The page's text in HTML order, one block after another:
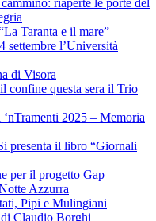
Taranta e il mare”
l’Università
di Visora
questa sera il Trio
2025 – Memoria
presenta il libro “Giornali
per il progetto Gap
Azzurra
Pipi e Mulingiani
Claudio Borghi